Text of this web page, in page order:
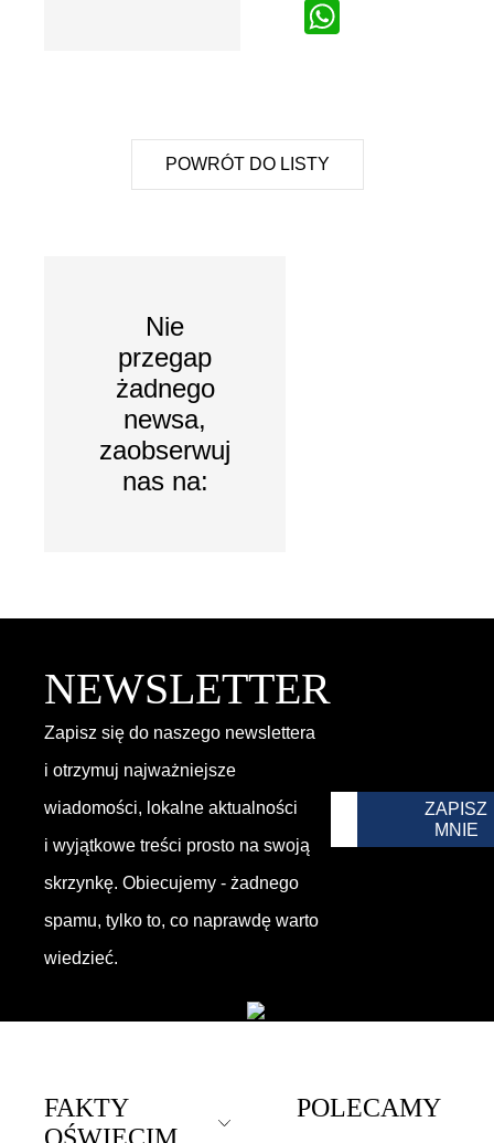
POWRÓT DO LISTY
Nie
przegap
żadnego
newsa,
zaobserwuj
nas na:
NEWSLETTER
Zapisz się do naszego newslettera
i otrzymuj najważniejsze
wiadomości, lokalne aktualności
i wyjątkowe treści prosto na swoją
skrzynkę. Obiecujemy - żadnego
spamu, tylko to, co naprawdę warto
wiedzieć.
ZAPISZ
MNIE
FAKTY
OŚWIĘCIM
Rozwiń
POLECAMY
Rozwiń